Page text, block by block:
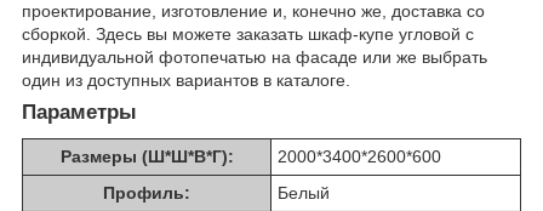
проектирование, изготовление и, конечно же, доставка со
сборкой. Здесь вы можете заказать шкаф-купе угловой с
индивидуальной фотопечатью на фасаде или же выбрать
один из доступных вариантов в каталоге.
Параметры
Размеры (Ш*Ш*В*Г):
2000*3400*2600*600
Профиль:
Белый